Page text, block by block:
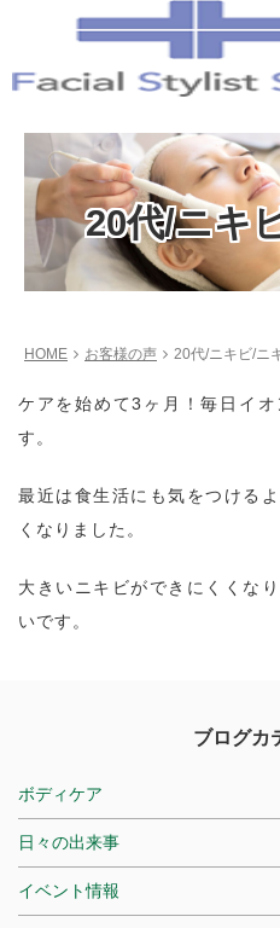
20代/ニキ
HOME お客様の声 20代/ニキビ/ニ
ケアを始めて3ヶ月！毎日イ
す。
最近は食生活にも気をつける
くなりました。
大きいニキビができにくくな
いです。
ブログカ
ボディケア
日々の出来事
イベント情報